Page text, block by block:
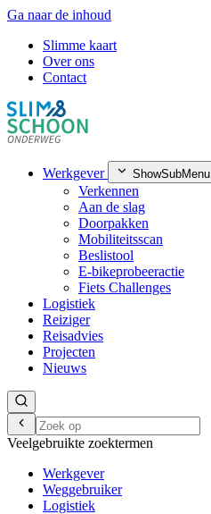
Ga naar de inhoud
Slimme kaart
Over ons
Contact
Werkgever ShowSubMenu
Verkennen
Aan de slag
Doorpakken
Mobiliteitsscan
Beslistool
E-bikeprobeeractie
Fiets Challenges
Logistiek
Reiziger
Reisadvies
Projecten
Nieuws
Veelgebruikte zoektermen
Werkgever
Weggebruiker
Logistiek